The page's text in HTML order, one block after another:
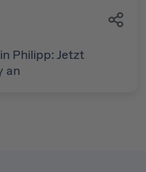
Philipp: Jetzt
an